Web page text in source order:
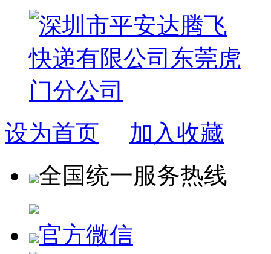
设为首页
加入收藏
全国统一服务热线
官方微信